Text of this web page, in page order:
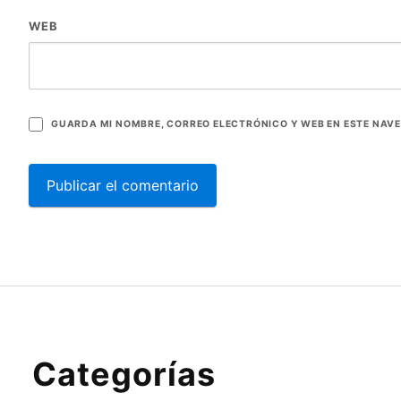
WEB
GUARDA MI NOMBRE, CORREO ELECTRÓNICO Y WEB EN ESTE
Categorías